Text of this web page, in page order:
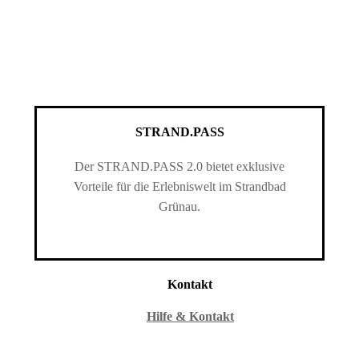
STRAND.PASS
Der STRAND.PASS 2.0 bietet exklusive
Vorteile für die Erlebniswelt im Strandbad
Grünau.
Kontakt
Hilfe & Kontakt